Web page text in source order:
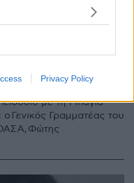
Privacy Policy
πήγαινε ζικ ζακ, δεν
ο οδηγός του
με τη Μπάγια
Γενικός Γραμματέας του
Φώτης